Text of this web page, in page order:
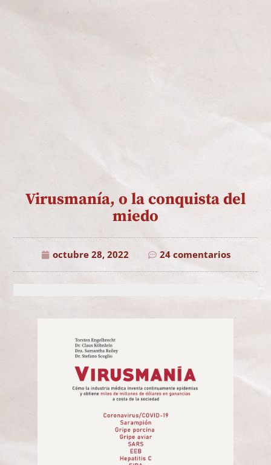
Virusmanía, o la conquista del
miedo
octubre 28, 2022 24 comentarios